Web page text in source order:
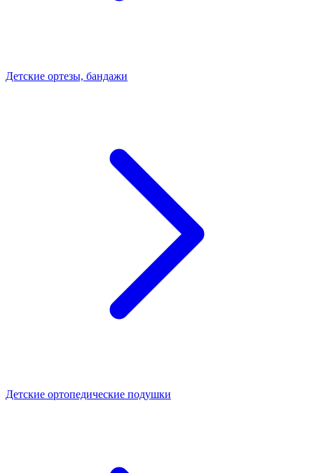
Детские ортезы, бандажи
Детские ортопедические подушки